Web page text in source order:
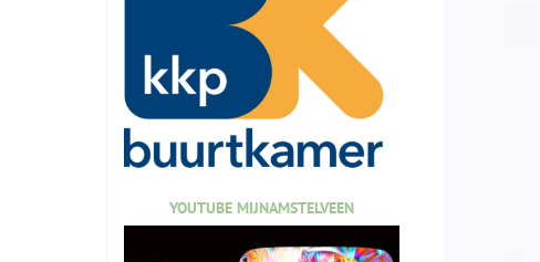
YOUTUBE MIJNAMSTELVEEN